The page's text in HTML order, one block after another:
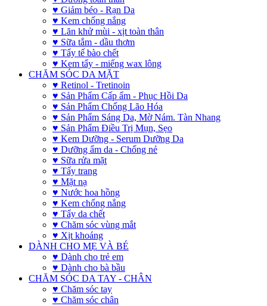
♥ Giảm béo - Rạn Da
♥ Kem chống nắng
♥ Lăn khử mùi - xịt toàn thân
♥ Sữa tắm - dầu thơm
♥ Tẩy tế bào chết
♥ Kem tẩy - miếng wax lông
CHĂM SÓC DA MẶT
♥ Retinol - Tretinoin
♥ Sản Phẩm Cấp ẩm - Phục Hồi Da
♥ Sản Phẩm Chống Lão Hóa
♥ Sản Phẩm Sáng Da, Mờ Nám. Tàn Nhang
♥ Sản Phẩm Điều Trị Mụn, Sẹo
♥ Kem Dưỡng - Serum Dưỡng Da
♥ Dưỡng ẩm da - Chống nẻ
♥ Sữa rửa mặt
♥ Tẩy trang
♥ Mặt nạ
♥ Nước hoa hồng
♥ Kem chống nắng
♥ Tẩy da chết
♥ Chăm sóc vùng mắt
♥ Xịt khoáng
DÀNH CHO MẸ VÀ BÉ
♥ Dành cho trẻ em
♥ Dành cho bà bầu
CHĂM SÓC DA TAY - CHÂN
♥ Chăm sóc tay
♥ Chăm sóc chân